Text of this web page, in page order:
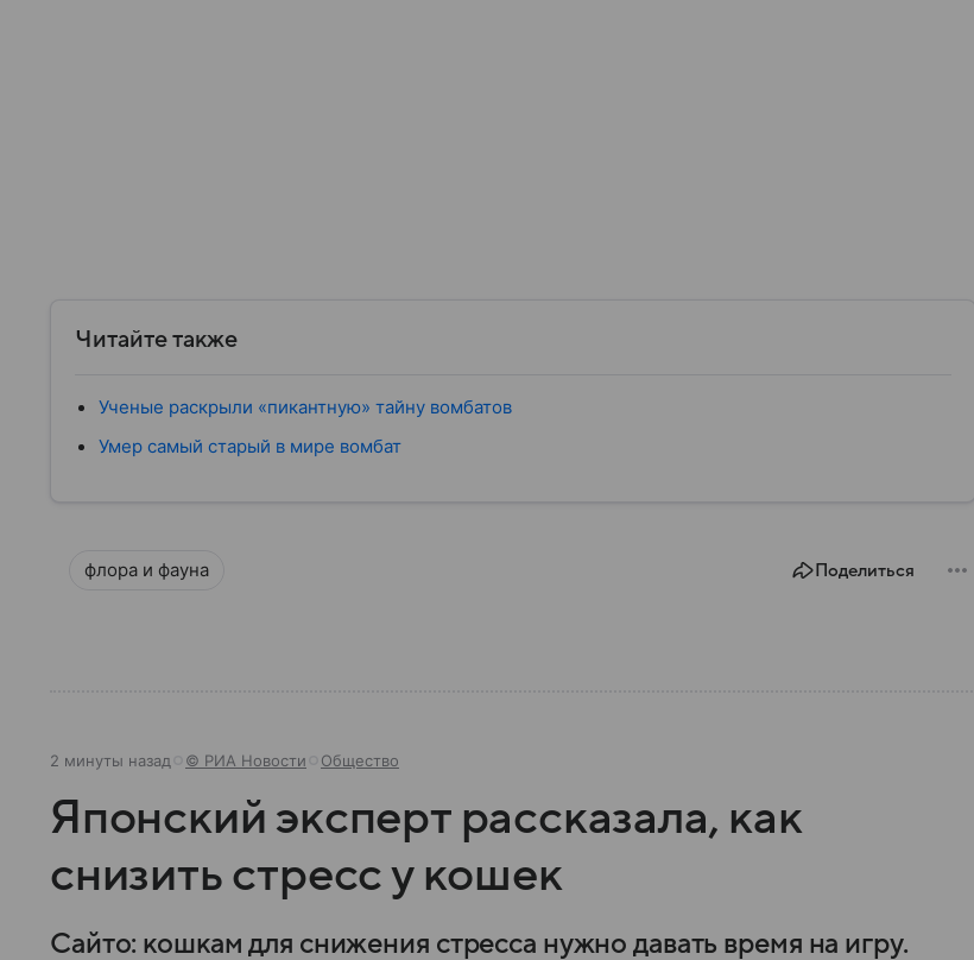
Читайте также
Ученые раскрыли «пикантную» тайну вомбатов
Умер самый старый в мире вомбат
флора и фауна Поделиться
2 минуты назад © РИА Новости Общество
Японский эксперт рассказала, как
снизить стресс у кошек
Сайто: кошкам для снижения стресса нужно давать время на игру.